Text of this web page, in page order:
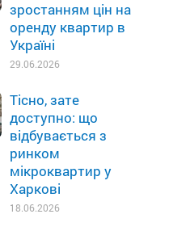
зростанням цін на
оренду квартир в
Україні
29.06.2026
Тісно, зате
доступно: що
відбувається з
ринком
мікроквартир у
Харкові
18.06.2026